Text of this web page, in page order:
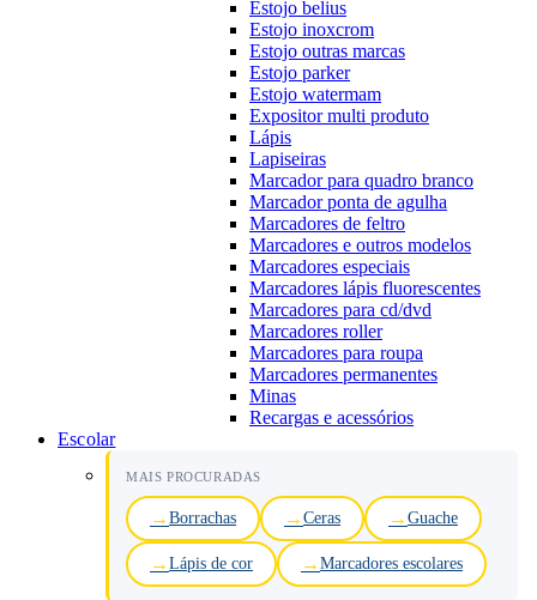
Estojo belius
Estojo inoxcrom
Estojo outras marcas
Estojo parker
Estojo watermam
Expositor multi produto
Lápis
Lapiseiras
Marcador para quadro branco
Marcador ponta de agulha
Marcadores de feltro
Marcadores e outros modelos
Marcadores especiais
Marcadores lápis fluorescentes
Marcadores para cd/dvd
Marcadores roller
Marcadores para roupa
Marcadores permanentes
Minas
Recargas e acessórios
Escolar
MAIS PROCURADAS
Borrachas Ceras Guache
Lápis de cor Marcadores escolares